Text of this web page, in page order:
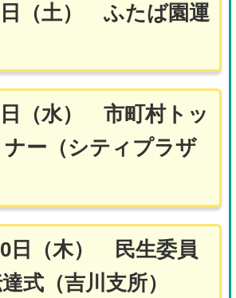
日（土） ふたば園運
（水） 市町村トッ
ー（シティプラザ
日（木） 民生委員
式（吉川支所）